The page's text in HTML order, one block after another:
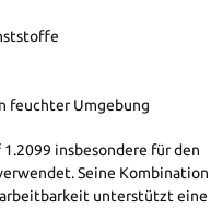
feuchter Umgebung
insbesondere für den
Seine Kombination
unterstützt eine